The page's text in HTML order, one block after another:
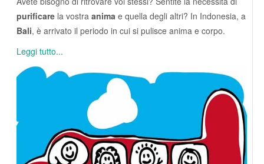
purificare la vostra anima e quella degli altri? In Indonesia, a
Bali, è arrivato il periodo in cui si pulisce anima e corpo.
Leggi tutto...